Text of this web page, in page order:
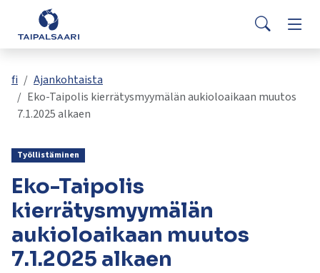
Siirry pääsisältöön
Palaute
Yhteystiedot
Valitse
oleva
tulos
ylös-
alasnuolilla.
valittuun
hakutulokseen
painamalla
enteriä.
Kosketuslaitteiden
Asuminen ja rakentaminen
Opetus ja kasvatus
Hyvinvointi ja terveys
Kulttuuri ja vapaa-aika
Kunta ja päätöksenteko
Työ ja yrittäminen
fi
Ajankohtaista
Eko-Taipolis kierrätysmyymälän aukioloaikaan muutos
7.1.2025 alkaen
Työllistäminen
Eko-Taipolis
kierrätysmyymälän
aukioloaikaan muutos
7.1.2025 alkaen